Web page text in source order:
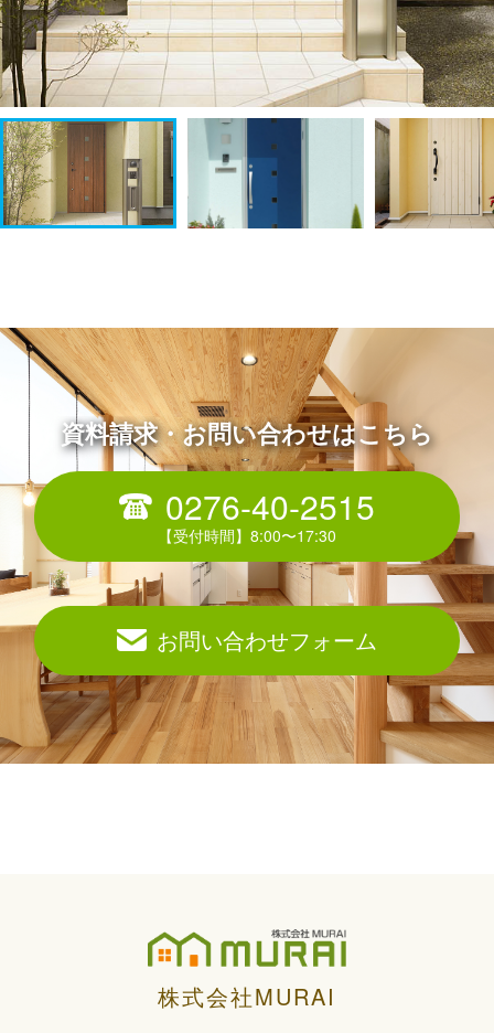
資料請求・お問い合わせはこちら
0276-40-2515
お問い合わせフォーム
株式会社MURAI